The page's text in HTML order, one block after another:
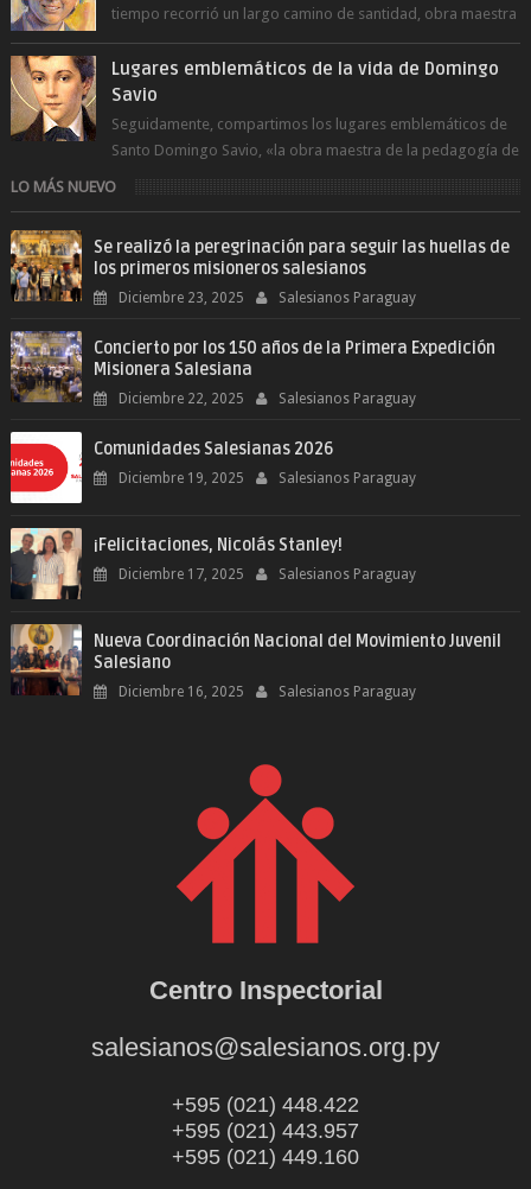
tiempo recorrió un largo camino de santidad, obra maestra
del Espíritu Santo y fr...
Lugares emblemáticos de la vida de Domingo
Savio
Seguidamente, compartimos los lugares emblemáticos de
Santo Domingo Savio, «la obra maestra de la pedagogía de
Don Bosco». San Giovann...
LO MÁS NUEVO
Se realizó la peregrinación para seguir las huellas de
los primeros misioneros salesianos
Diciembre 23, 2025 Salesianos Paraguay
Concierto por los 150 años de la Primera Expedición
Misionera Salesiana
Diciembre 22, 2025 Salesianos Paraguay
Comunidades Salesianas 2026
Diciembre 19, 2025 Salesianos Paraguay
¡Felicitaciones, Nicolás Stanley!
Diciembre 17, 2025 Salesianos Paraguay
Nueva Coordinación Nacional del Movimiento Juvenil
Salesiano
Diciembre 16, 2025 Salesianos Paraguay
Centro Inspectorial
salesianos@salesianos.org.py
+595 (021) 448.422
+595 (021) 443.957
+595 (021) 449.160